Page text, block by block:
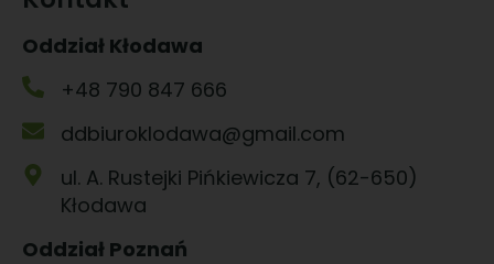
Oddział Kłodawa
+48 790 847 666
ddbiuroklodawa@gmail.com
ul. A. Rustejki Pińkiewicza 7, (62-650)
Kłodawa
Oddział Poznań